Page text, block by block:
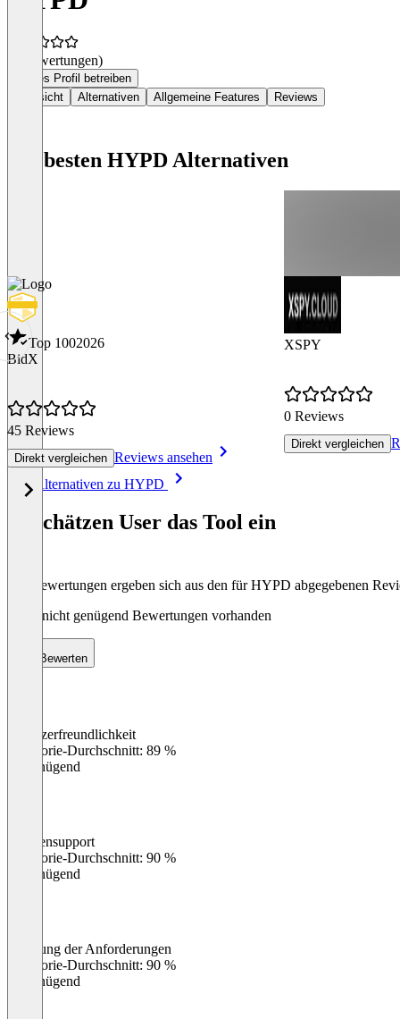
(0 Bewertungen)
Dieses Profil betreiben
Übersicht
Alternativen Allgemeine Features Reviews
Die besten HYPD Alternativen
Top 1002026
BidX
45 Reviews
Direkt vergleichen Reviews ansehen
XSPY
0 Reviews
Direkt vergleichen
Alle Alternativen zu HYPD
So schätzen User das Tool ein
Die Bewertungen ergeben sich aus den für HYPD abgegebenen
Noch nicht genügend Bewertungen vorhanden
Bewerten
Benutzerfreundlichkeit
Kategorie-Durchschnitt: 89 %
Ungenügend
Kundensupport
Kategorie-Durchschnitt: 90 %
Ungenügend
Erfüllung der Anforderungen
Kategorie-Durchschnitt: 90 %
Ungenügend